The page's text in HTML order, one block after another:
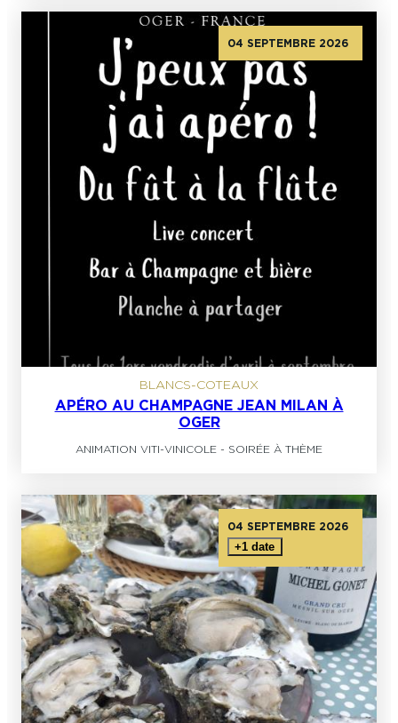
04 SEPTEMBRE 2026
BLANCS-COTEAUX
APÉRO AU CHAMPAGNE JEAN MILAN À
OGER
ANIMATION VITI-VINICOLE - SOIRÉE À THÈME
04 SEPTEMBRE 2026
+1 date